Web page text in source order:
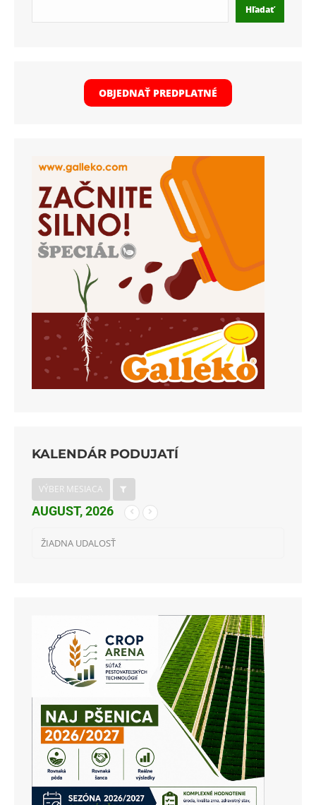
Hľadať
OBJEDNAŤ PREDPLATNÉ
KALENDÁR PODUJATÍ
VÝBER MESIACA
AUGUST, 2026
ŽIADNA UDALOSŤ